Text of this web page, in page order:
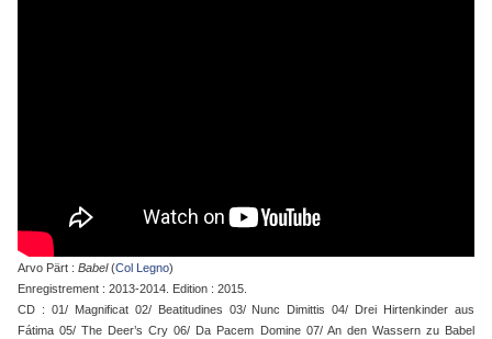
Arvo Pärt : Babel(Col Legno)
Enregistrement : 2013-2014. Edition : 2015.
CD : 01/ Magnificat 02/ Beatitudines 03/ Nunc Dimittis 04/ Drei Hirtenkinder aus
Fátima 05/ The Deer’s Cry 06/ Da Pacem Domine 07/ An den Wassern zu Babel